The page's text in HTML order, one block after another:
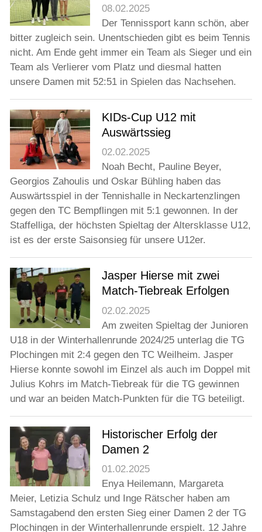
08.02.2025
Der Tennissport kann schön, aber
bitter zugleich sein. Unentschieden gibt es beim Tennis
nicht. Am Ende geht immer ein Team als Sieger und ein
Team als Verlierer vom Platz und diesmal hatten
unsere Damen mit 52:51 in Spielen das Nachsehen.
KIDs-Cup U12 mit
Auswärtssieg
02.02.2025
Noah Becht, Pauline Beyer,
Georgios Zahoulis und Oskar Bühling haben das
Auswärtsspiel in der Tennishalle in Neckartenzlingen
gegen den TC Bempflingen mit 5:1 gewonnen. In der
Staffelliga, der höchsten Spieltag der Altersklasse U12,
ist es der erste Saisonsieg für unsere U12er.
Jasper Hierse mit zwei
Match-Tiebreak Erfolgen
02.02.2025
Am zweiten Spieltag der Junioren
U18 in der Winterhallenrunde 2024/25 unterlag die TG
Plochingen mit 2:4 gegen den TC Weilheim. Jasper
Hierse konnte sowohl im Einzel als auch im Doppel mit
Julius Kohrs im Match-Tiebreak für die TG gewinnen
und war an beiden Match-Punkten für die TG beteiligt.
Historischer Erfolg der
Damen 2
01.02.2025
Enya Heilemann, Margareta
Meier, Letizia Schulz und Inge Rätscher haben am
Samstagabend den ersten Sieg einer Damen 2 der TG
Plochingen in der Winterhallenrunde erspielt. 12 Jahre